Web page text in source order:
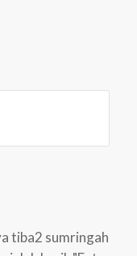
tiba2 sumringah